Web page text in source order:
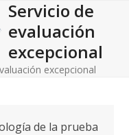
Servicio de
evaluación
excepcional
excepcional
de la prueba